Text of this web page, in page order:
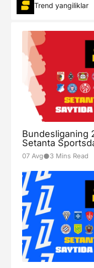
Trend yangiliklar
Bundesliganing
Setanta
07 Avg●3 Mins Read